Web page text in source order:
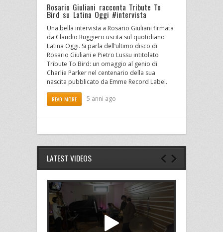
Rosario Giuliani racconta Tribute To
Bird su Latina Oggi #intervista
Una bella intervista a Rosario Giuliani firmata
da Claudio Ruggiero uscita sul quotidiano
Latina Oggi. Si parla dell’ultimo disco di
Rosario Giuliani e Pietro Lussu intitolato
Tribute To Bird: un omaggio al genio di
Charlie Parker nel centenario della sua
nascita pubblicato da Emme Record Label.
READ MORE 5 anni ago
LATEST VIDEOS